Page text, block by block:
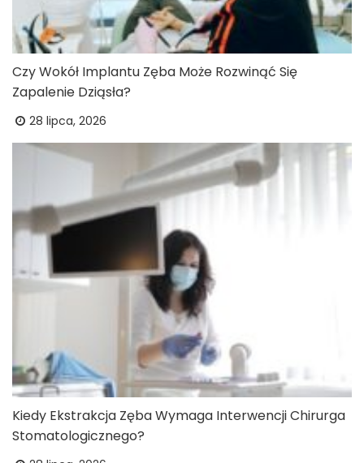
Czy Wokół Implantu Zęba Może Rozwinąć Się
Zapalenie Dziąsła?
28 lipca, 2026
Kiedy Ekstrakcja Zęba Wymaga Interwencji Chirurga
Stomatologicznego?